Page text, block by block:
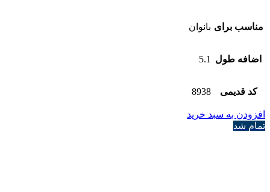
مناسب برای بانوان
اضافه طول 5.1
کد قدیمی 8938
افزودن به سبد خرید
تمام شد